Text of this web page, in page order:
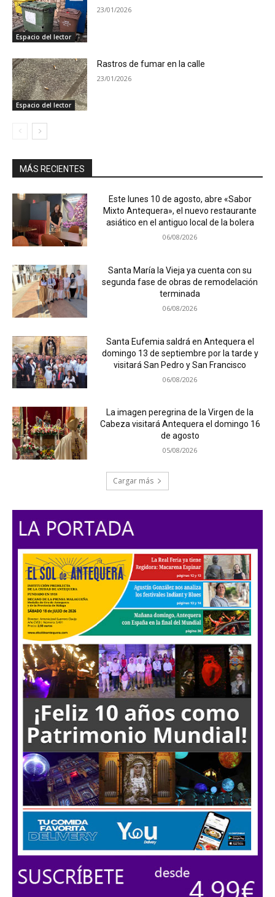
Espacio del lector
23/01/2026
Espacio del lector
Rastros de fumar en la calle
23/01/2026
MÁS RECIENTES
Este lunes 10 de agosto, abre «Sabor
Mixto Antequera», el nuevo restaurante
asiático en el antiguo local de la bolera
06/08/2026
Santa María la Vieja ya cuenta con su
segunda fase de obras de remodelación
terminada
06/08/2026
Santa Eufemia saldrá en Antequera el
domingo 13 de septiembre por la tarde y
visitará San Pedro y San Francisco
06/08/2026
La imagen peregrina de la Virgen de la
Cabeza visitará Antequera el domingo 16
de agosto
05/08/2026
Cargar más